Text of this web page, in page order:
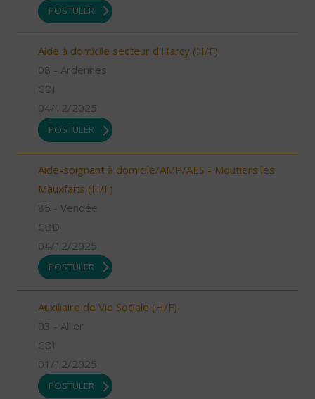
POSTULER
Aide à domicile secteur d'Harcy (H/F)
08 - Ardennes
CDI
04/12/2025
POSTULER
Aide-soignant à domicile/AMP/AES - Moutiers les
Mauxfaits (H/F)
85 - Vendée
CDD
04/12/2025
POSTULER
Auxiliaire de Vie Sociale (H/F)
03 - Allier
CDI
01/12/2025
POSTULER